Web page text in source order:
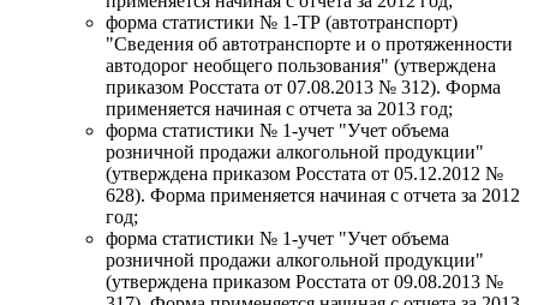
форма статистики № 1-ТР (автотранспорт)
"Сведения об автотранспорте и о протяженности
автодорог необщего пользования" (утверждена
приказом Росстата от 07.08.2013 № 312). Форма
применяется начиная с отчета за 2013 год;
форма статистики № 1-учет "Учет объема
розничной продажи алкогольной продукции"
(утверждена приказом Росстата от 05.12.2012 №
628). Форма применяется начиная с отчета за 2012
год;
форма статистики № 1-учет "Учет объема
розничной продажи алкогольной продукции"
(утверждена приказом Росстата от 09.08.2013 №